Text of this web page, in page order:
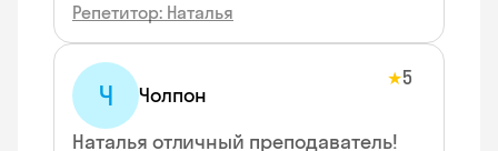
Репетитор: Наталья
Ч Чолпон
★5
Наталья отличный преподаватель!